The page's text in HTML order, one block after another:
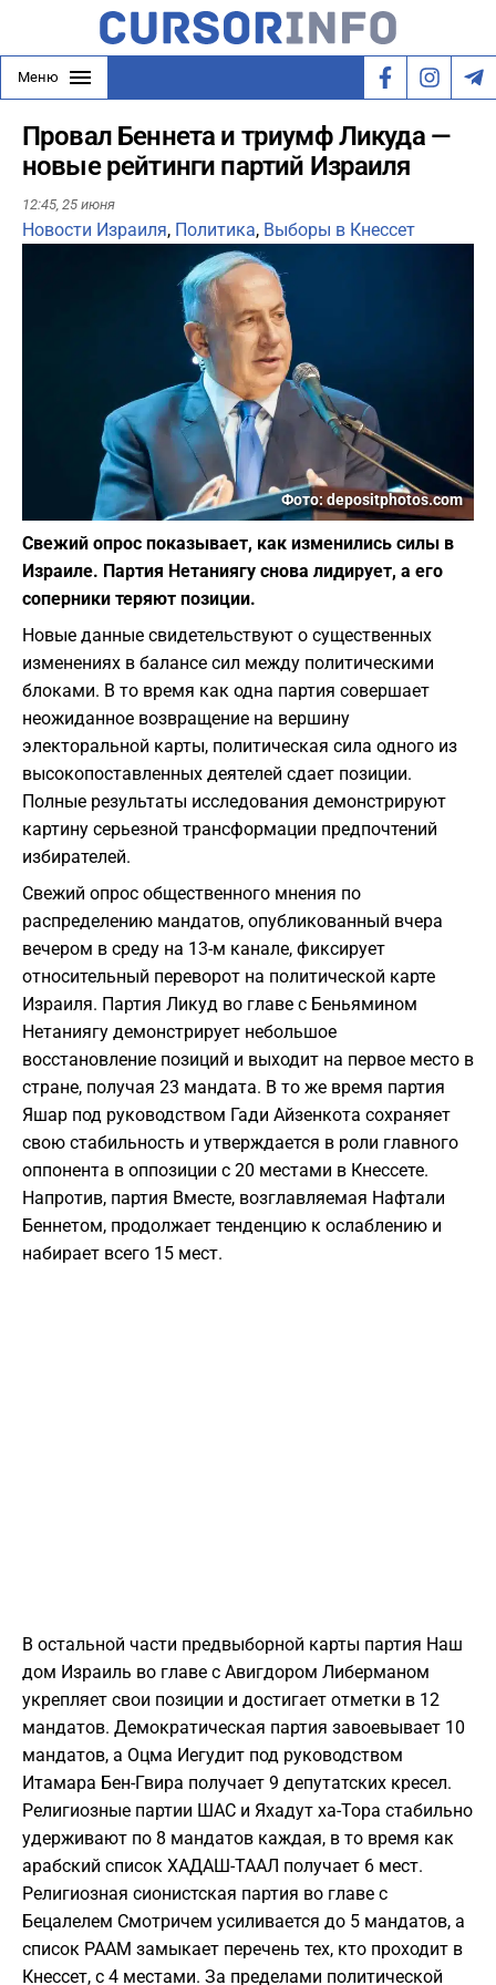
Меню
Провал Беннета и триумф Ликуда —
новые рейтинги партий Израиля
12:45, 25 июня
Новости Израиля, Политика, Выборы в Кнессет
Фото: depositphotos.com
Свежий опрос показывает, как изменились силы в
Израиле. Партия Нетаниягу снова лидирует, а его
соперники теряют позиции.
Новые данные свидетельствуют о существенных
изменениях в балансе сил между политическими
блоками. В то время как одна партия совершает
неожиданное возвращение на вершину
электоральной карты, политическая сила одного из
высокопоставленных деятелей сдает позиции.
Полные результаты исследования демонстрируют
картину серьезной трансформации предпочтений
избирателей.
Свежий опрос общественного мнения по
распределению мандатов, опубликованный вчера
вечером в среду на 13-м канале, фиксирует
относительный переворот на политической карте
Израиля. Партия Ликуд во главе с Беньямином
Нетаниягу демонстрирует небольшое
восстановление позиций и выходит на первое место в
стране, получая 23 мандата. В то же время партия
Яшар под руководством Гади Айзенкота сохраняет
свою стабильность и утверждается в роли главного
оппонента в оппозиции с 20 местами в Кнессете.
Напротив, партия Вместе, возглавляемая Нафтали
Беннетом, продолжает тенденцию к ослаблению и
набирает всего 15 мест.
В остальной части предвыборной карты партия Наш
дом Израиль во главе с Авигдором Либерманом
укрепляет свои позиции и достигает отметки в 12
мандатов. Демократическая партия завоевывает 10
мандатов, а Оцма Иегудит под руководством
Итамара Бен-Гвира получает 9 депутатских кресел.
Религиозные партии ШАС и Яхадут ха-Тора стабильно
удерживают по 8 мандатов каждая, в то время как
арабский список ХАДАШ-ТААЛ получает 6 мест.
Религиозная сионистская партия во главе с
Бецалелем Смотричем усиливается до 5 мандатов, а
список РААМ замыкает перечень тех, кто проходит в
Кнессет, с 4 местами. За пределами политической